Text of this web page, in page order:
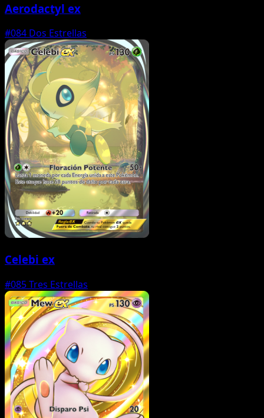
Aerodactyl ex
#084 Dos Estrellas
Celebi ex
#085Tres Estrellas